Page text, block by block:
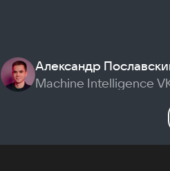
Александр
Machine Intelligence